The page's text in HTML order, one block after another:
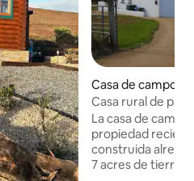
Casa de campo
Casa rural de
La casa de
propiedad
construida
7 acres de tierras